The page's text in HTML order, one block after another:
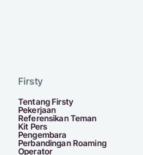
Firsty
Tentang Firsty
Pekerjaan
Referensikan Teman
Kit Pers
Pengembara
Perbandingan Roaming
Operator